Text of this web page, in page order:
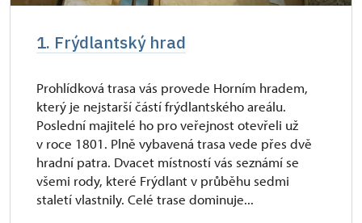
1. Frýdlantský hrad
Prohlídková trasa vás provede Horním hradem,
který je nejstarší částí frýdlantského areálu.
Poslední majitelé ho pro veřejnost otevřeli už
v roce 1801. Plně vybavená trasa vede přes dvě
hradní patra. Dvacet místností vás seznámí se
všemi rody, které Frýdlant v průběhu sedmi
staletí vlastnily. Celé trase dominuje...